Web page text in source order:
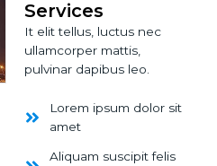
Services
It elit tellus, luctus nec
ullamcorper mattis,
pulvinar dapibus leo.
Lorem ipsum dolor sit
amet
Aliquam suscipit felis